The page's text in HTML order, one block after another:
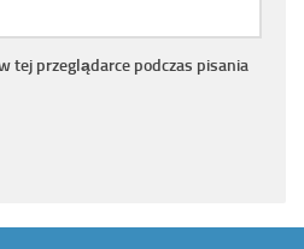
tej przeglądarce podczas pisania